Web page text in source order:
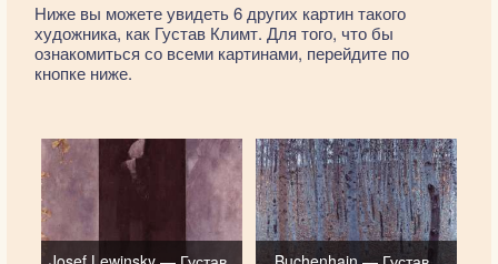
Ниже вы можете увидеть 6 других картин такого
художника, как Густав Климт. Для того, что бы
ознакомиться со всеми картинами, перейдите по
кнопке ниже.